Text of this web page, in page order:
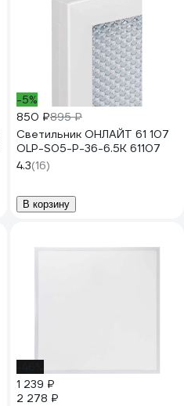
-5%
850 ₽895 ₽
Светильник ОНЛАЙТ 61 107
OLP-S05-P-36-6.5K 61107
4.3(16)
В корзину
1 239 ₽
2 278 ₽